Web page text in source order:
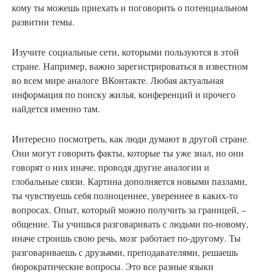
кому ты можешь приехать и поговорить о потенциальном
развитии темы.
Изучите социальные сети, которыми пользуются в этой
стране. Например, важно зарегистрироваться в известном
во всем мире аналоге ВКонтакте. Любая актуальная
информация по поиску жилья, конференций и прочего
найдется именно там.
Интересно посмотреть, как люди думают в другой стране.
Они могут говорить факты, которые ты уже знал, но они
говорят о них иначе, проводя другие аналогии и
глобальные связи. Картина дополняется новыми пазлами,
ты чувствуешь себя полноценнее, увереннее в каких-то
вопросах. Опыт, который можно получить за границей, –
общение. Ты учишься разговаривать с людьми по-новому,
иначе строишь свою речь, мозг работает по-другому. Ты
разговариваешь с друзьями, преподавателями, решаешь
бюрократические вопросы. Это все разные языки